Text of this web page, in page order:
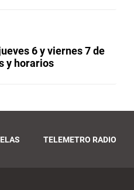
6 y viernes 7 de
y horarios
TELEMETRO RADIO